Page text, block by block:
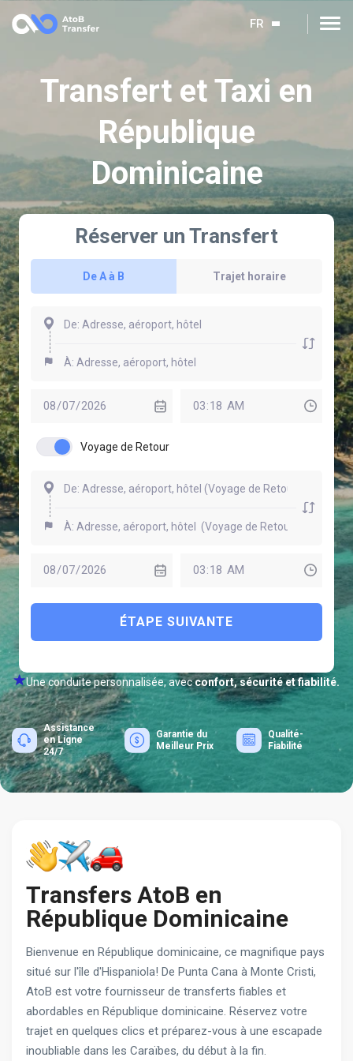
FR
Transfert et Taxi en
République
Dominicaine
Réserver un Transfert
De A à B Trajet horaire
Voyage de Retour
ÉTAPE SUIVANTE
Une conduite personnalisée, avecconfort, sécurité et fiabilité.
Assistance
en Ligne
24/7
Garantie du
Meilleur Prix
Qualité-
Fiabilité
Transfers AtoB en
République Dominicaine
Bienvenue en République dominicaine, ce magnifique pays
situé sur l'île d'Hispaniola! De Punta Cana à Monte Cristi,
AtoB est votre fournisseur de transferts fiables et
abordables en République dominicaine. Réservez votre
trajet en quelques clics et préparez-vous à une escapade
inoubliable dans les Caraïbes, du début à la fin.